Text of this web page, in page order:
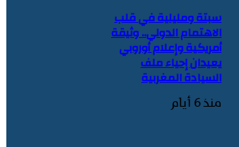
سبتة ومليلية في قلب
الاهتمام الدولي.. وثيقة
أمريكية وإعلام أوروبي
يعيدان إحياء ملف
السيادة المغربية
منذ 6 أيام